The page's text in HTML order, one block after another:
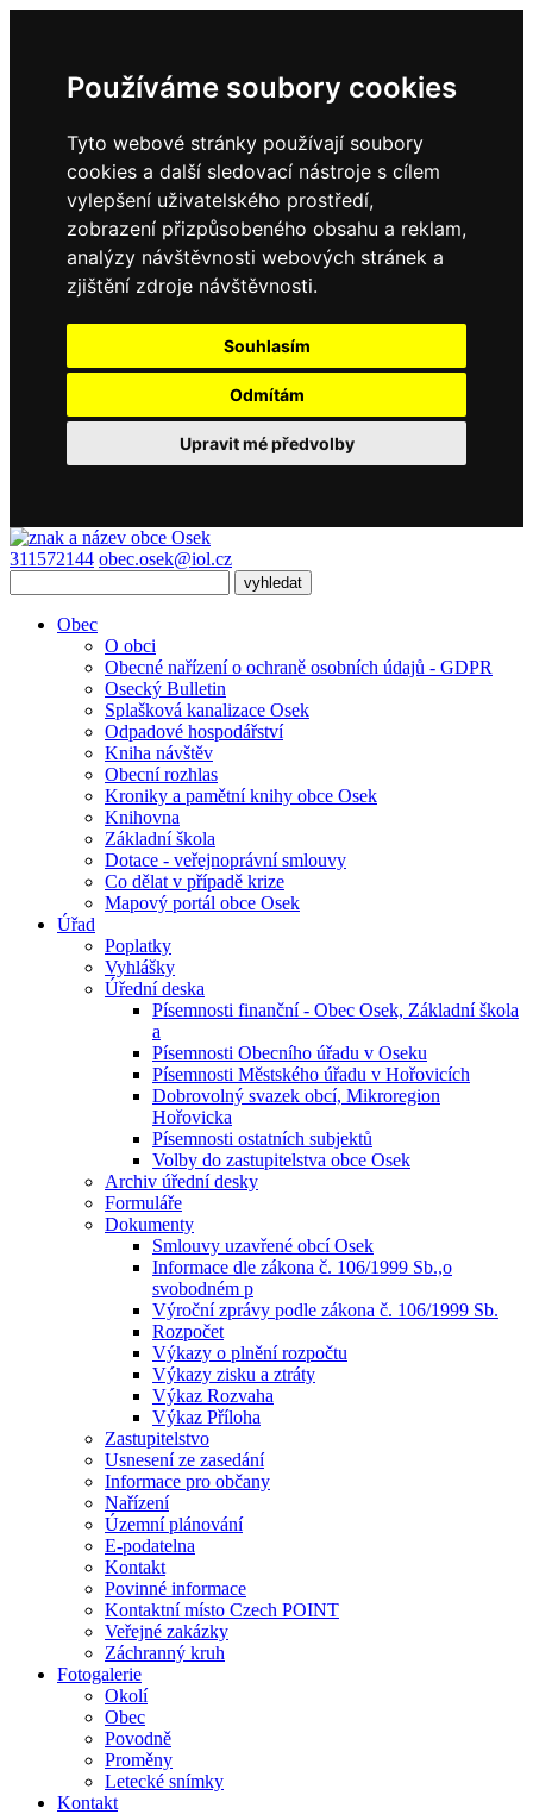
Používáme soubory cookies
Tyto webové stránky používají soubory
cookies a další sledovací nástroje s cílem
vylepšení uživatelského prostředí,
zobrazení přizpůsobeného obsahu a reklam,
analýzy návštěvnosti webových stránek a
zjištění zdroje návštěvnosti.
Souhlasím
Odmítám
Upravit mé předvolby
311572144 obec.osek@iol.cz
Obec
O obci
Obecné nařízení o ochraně osobních údajů - GDPR
Osecký Bulletin
Splašková kanalizace Osek
Odpadové hospodářství
Kniha návštěv
Obecní rozhlas
Kroniky a pamětní knihy obce Osek
Knihovna
Základní škola
Dotace - veřejnoprávní smlouvy
Co dělat v případě krize
Mapový portál obce Osek
Úřad
Poplatky
Vyhlášky
Úřední deska
Písemnosti finanční - Obec Osek, Základní škola
a
Písemnosti Obecního úřadu v Oseku
Písemnosti Městského úřadu v Hořovicích
Dobrovolný svazek obcí, Mikroregion
Hořovicka
Písemnosti ostatních subjektů
Volby do zastupitelstva obce Osek
Archiv úřední desky
Formuláře
Dokumenty
Smlouvy uzavřené obcí Osek
Informace dle zákona č. 106/1999 Sb.,o
svobodném p
Výroční zprávy podle zákona č. 106/1999 Sb.
Rozpočet
Výkazy o plnění rozpočtu
Výkazy zisku a ztráty
Výkaz Rozvaha
Výkaz Příloha
Zastupitelstvo
Usnesení ze zasedání
Informace pro občany
Nařízení
Územní plánování
E-podatelna
Kontakt
Povinné informace
Kontaktní místo Czech POINT
Veřejné zakázky
Záchranný kruh
Fotogalerie
Okolí
Obec
Povodně
Proměny
Letecké snímky
Kontakt